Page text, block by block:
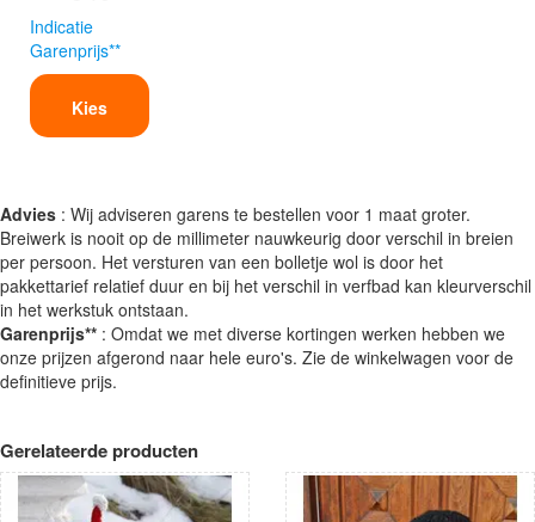
Indicatie
Garenprijs**
Kies
Advies : Wij adviseren garens te bestellen voor 1 maat groter.
Breiwerk is nooit op de millimeter nauwkeurig door verschil in breien
per persoon. Het versturen van een bolletje wol is door het
pakkettarief relatief duur en bij het verschil in verfbad kan kleurverschil
in het werkstuk ontstaan.
Garenprijs** : Omdat we met diverse kortingen werken hebben we
onze prijzen afgerond naar hele euro's. Zie de winkelwagen voor de
definitieve prijs.
Gerelateerde producten